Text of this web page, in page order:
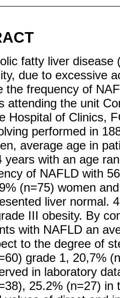
fatty liver
due to excessive
the frequency of
attending the unit
Hospital of Clinics,
performed in
average age in
years with an age
of NAFLD with
(n=75) women
liver normal.
III obesity. By
with NAFLD an
to the degree of
grade 1, 20,7%
in laboratory
25.2% (n=27)